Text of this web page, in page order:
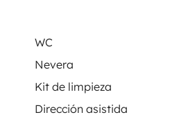
24 litres
découvrir la cote atlantique
les bastides landaises ou
WC
Nevera
Kit de limpieza
Dirección asistida